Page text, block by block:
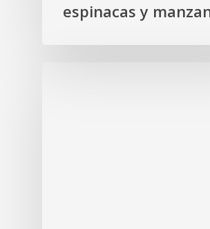
espinacas y